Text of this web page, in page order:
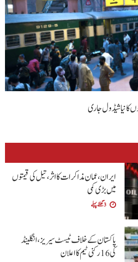
کا نیا شیڈول جاری
ایران، عمان مذاکرات کا اثر، تیل کی قیمتوں
میں بڑی کمی
3 گھنٹے پہلے
پاکستان کے خلاف ٹیسٹ سیریز، انگلینڈ
کی 16 رکنی ٹیم کا اعلان